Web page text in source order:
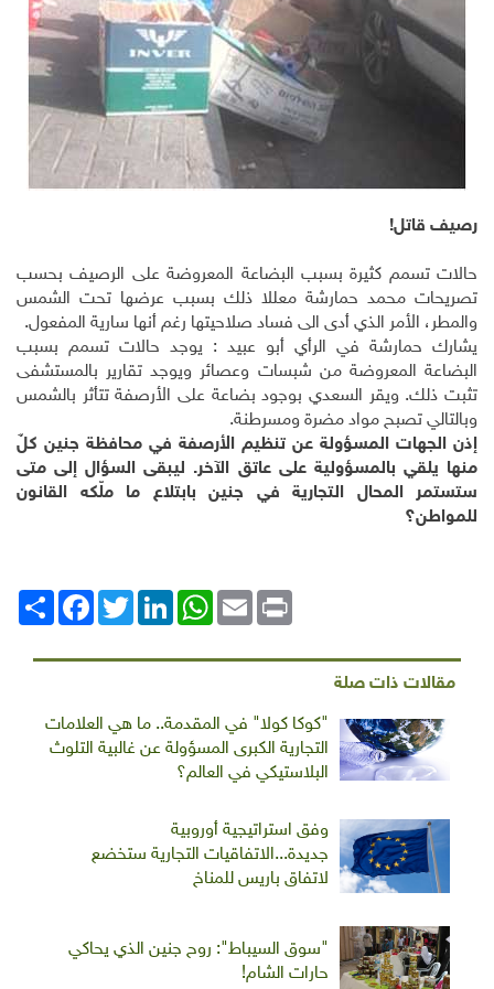
رصيف قاتل!
حالات تسمم كثيرة بسبب البضاعة المعروضة على الرصيف بحسب
تصريحات محمد حمارشة معللا ذلك بسبب عرضها تحت الشمس
والمطر، الأمر الذي أدى الى فساد صلاحيتها رغم أنها سارية المفعول.
يشارك حمارشة في الرأي أبو عبيد : يوجد حالات تسمم بسبب
البضاعة المعروضة من شبسات وعصائر ويوجد تقارير بالمستشفى
تثبت ذلك. ويقر السعدي بوجود بضاعة على الأرصفة تتأثر بالشمس
وبالتالي تصبح مواد مضرة ومسرطنة.
إذن الجهات المسؤولة عن تنظيم الأرصفة في محافظة جنين كلٌ
منها يلقي بالمسؤولية على عاتق الآخر. ليبقى السؤال إلى متى
ستستمر المحال التجارية في جنين بابتلاع ما ملّكه القانون
للمواطن؟
انشر
FacebookTwitterLinkedIn
WhatsAppEmail Print
مقالات ذات صلة
"كوكا كولا" في المقدمة.. ما هي العلامات
التجارية الكبرى المسؤولة عن غالبية التلوث
البلاستيكي في العالم؟
وفق استراتيجية أوروبية
جديدة...الاتفاقيات التجارية ستخضع
لاتفاق باريس للمناخ
"سوق السيباط": روح جنين الذي يحاكي
حارات الشام!